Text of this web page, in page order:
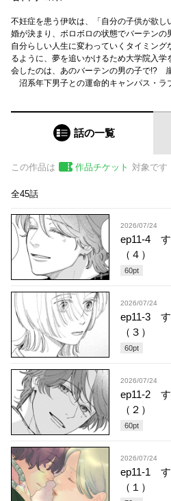
不妊症を患う伊吹は、「自分の子供が欲
婚が決まり、ボロボロの状態でバーテンの
自分らしい人生に変わっていくタイミン
るように、夢を追いかけるため大学院入
会したのは、あのバーテンの男の子で!?
沼系年下男子との運命的キャンパス・ラ
話の一覧
この作品は 作品チケット 対象です
全45話
2026/07/24
ep11-4 す
（４）
60pt
2026/07/24
ep11-3 す
（３）
60pt
2026/07/24
ep11-2 す
（２）
60pt
2026/07/24
ep11-1 す
（１）